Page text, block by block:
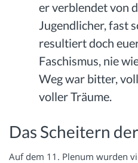
er verblendet von
Jugendlicher, fast
resultiert doch
Faschismus, nie
Weg war bitter,
voller Träume.
Das Scheitern
Auf dem 11. Plenum wurden